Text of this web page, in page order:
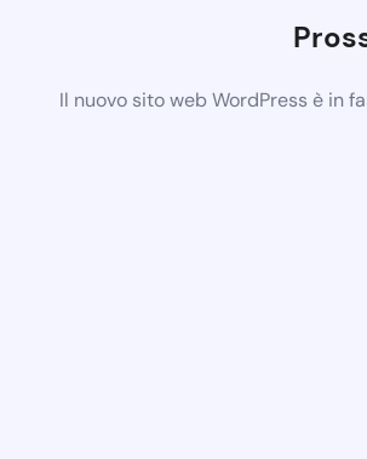
Il nuovo sito web WordPress è in